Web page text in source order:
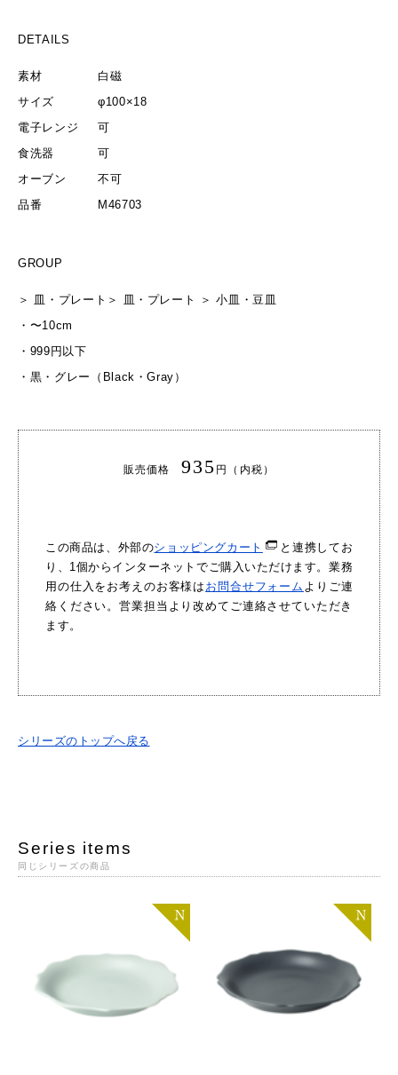
DETAILS
素材
白磁
サイズ
φ100×18
電子レンジ
可
食洗器
可
オーブン
不可
品番
M46703
GROUP
＞ 皿・プレート ＞ 皿・プレート ＞小皿・豆皿
・ 〜10cm
・ 999円以下
・ 黒・グレー（Black・Gray）
販売価格 935 円（内税）
この商品は、外部のショッピングカート
と連携してお
り、1個からインターネットでご購入いただけます。業務
用の仕入をお考えのお客様は お問合せフォーム よりご連
絡ください。営業担当より改めてご連絡させていただき
ます。
シリーズのトップへ戻る
Series items
同じシリーズの商品